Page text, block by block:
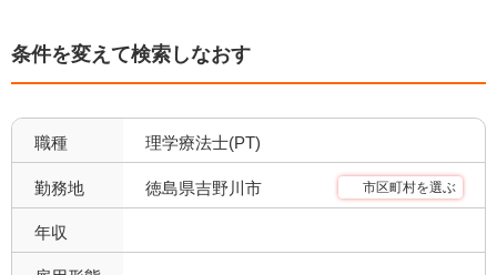
年間休日120日以上 1
福利厚生充実 7 社会保険完備 5
昇給あり 退職金あり
寮あり 0
条件を変えて検索しなおす
職種 理学療法士(PT)
勤務地 徳島県吉野川市 市区町村を選ぶ
年収